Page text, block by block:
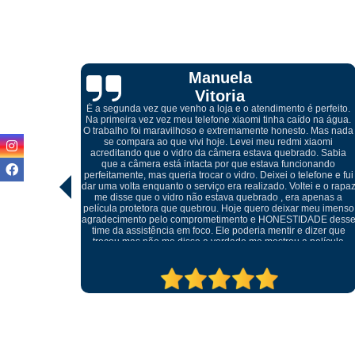
e fui
Cibelle
Marques
Atendimento excelente, desde do meu primeiro contato pelo
whatsapp com o Igor, onde me orientou referente a troca da tela
quebrada do meu celular, ótimos profissionais e o melhor, não
foi preciso trocar o display, conseguiu retirar o vidro sem
danificar a peça e realizar somente a troca do mesmo, muito
cuidadosos e atenciosos, meu celular ficou perfeito.